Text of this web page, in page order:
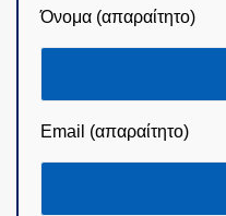
Όνομα (απαραίτητο)
Email (απαραίτητο)